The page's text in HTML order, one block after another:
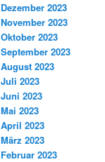
Dezember 2023
November 2023
Oktober 2023
September 2023
August 2023
Juli 2023
Juni 2023
Mai 2023
April 2023
März 2023
Februar 2023